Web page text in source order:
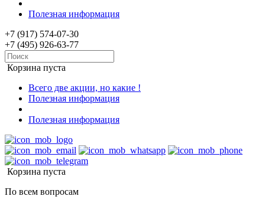
Полезная информация
+7 (917) 574-07-30
+7 (495) 926-63-77
Корзина пуста
Всего две акции, но какие !
Полезная информация
Полезная информация
Корзина пуста
По всем вопросам